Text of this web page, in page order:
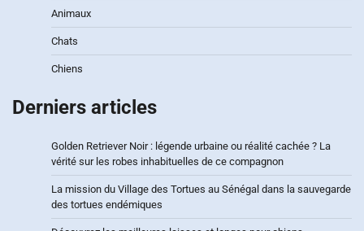
Animaux
Chats
Chiens
Derniers articles
Golden Retriever Noir : légende urbaine ou réalité cachée ? La
vérité sur les robes inhabituelles de ce compagnon
La mission du Village des Tortues au Sénégal dans la sauvegarde
des tortues endémiques